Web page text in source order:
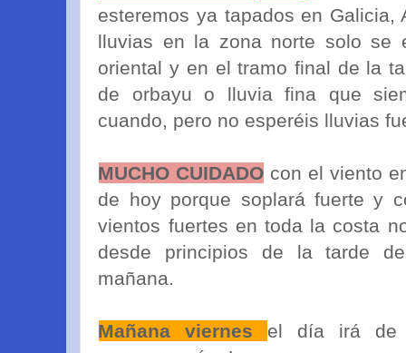
esteremos ya tapados en Galicia,
lluvias en la zona norte solo se
oriental y en el tramo final de la
de orbayu o lluvia fina que
cuando, pero no esperéis lluvias
MUCHO CUIDADO con el viento
de hoy porque soplará fuerte y
vientos fuertes en toda la costa
desde principios de la tarde
mañana.
Mañana viernes el día irá de